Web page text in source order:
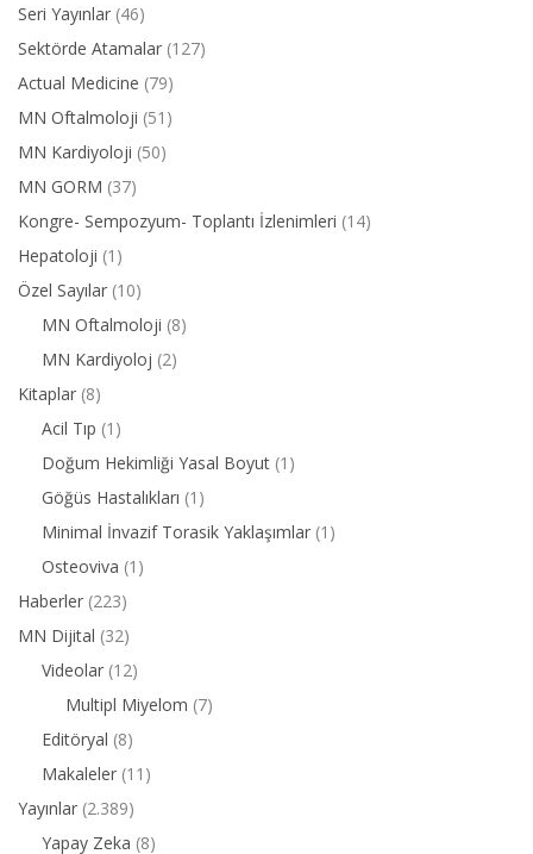
Seri Yayınlar (46)
Sektörde Atamalar (127)
Actual Medicine (79)
MN Oftalmoloji (51)
MN Kardiyoloji (50)
MN GORM (37)
Kongre- Sempozyum- Toplantı İzlenimleri (14)
Hepatoloji (1)
Özel Sayılar (10)
MN Oftalmoloji (8)
MN Kardiyoloj (2)
Kitaplar (8)
Acil Tıp (1)
Doğum Hekimliği Yasal Boyut (1)
Göğüs Hastalıkları (1)
Minimal İnvazif Torasik Yaklaşımlar (1)
Osteoviva (1)
Haberler (223)
MN Dijital (32)
Videolar (12)
Multipl Miyelom (7)
Editöryal (8)
Makaleler (11)
Yayınlar (2.389)
Yapay Zeka (8)